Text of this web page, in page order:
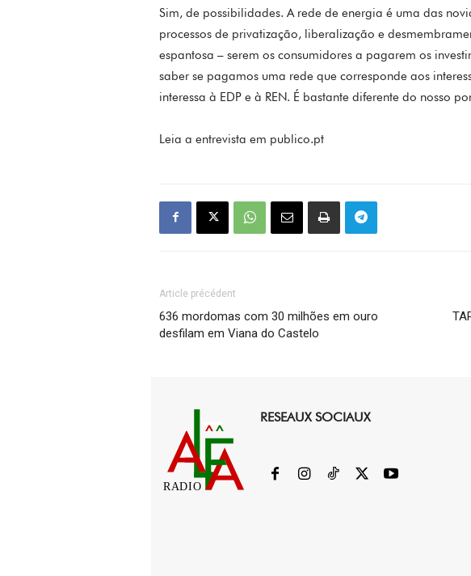
Sim, de possibilidades. A rede de energia é uma das
processos de privatização, liberalização e
espantosa – serem os consumidores a pagarem os
saber se pagamos uma rede que corresponde aos
interessa à EDP e à REN. É bastante diferente do nosso
Leia a entrevista em publico.pt
Article précédent
636 mordomas com 30 milhões em ouro
desfilam em Viana do Castelo
RADIO
RESEAUX SOCIAUX